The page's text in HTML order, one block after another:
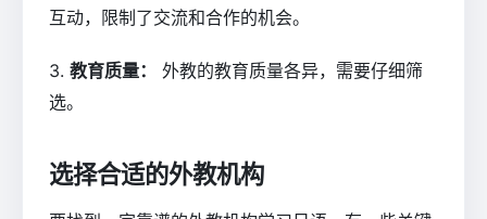
互动，限制了交流和合作的机会。
3. 教育质量：
外教的教育质量各异，需要仔细筛
选。
选择合适的外教机构